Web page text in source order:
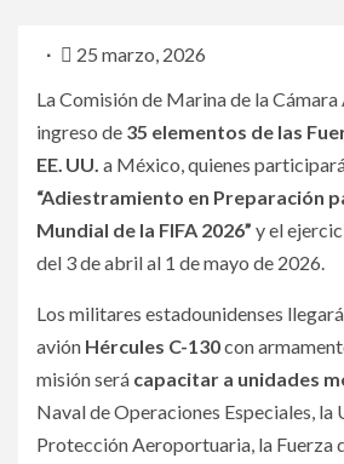
25 marzo, 2026
La Comisión de Marina de la
ingreso de 35 elementos de las
EE. UU. a México, quienes
“Adiestramiento en Preparación
Mundial de la FIFA 2026” y el
del 3 de abril al 1 de mayo de 2026.
Los militares estadounidenses
avión Hércules C-130con
misión será capacitar a unidades
Naval de Operaciones Especiales, la
Protección Aeroportuaria, la Fuerza